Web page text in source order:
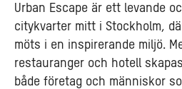
Urban Escape är ett levande
citykvarter mitt i Stockholm,
möts i en inspirerande miljö.
restauranger och hotell
både företag och människor